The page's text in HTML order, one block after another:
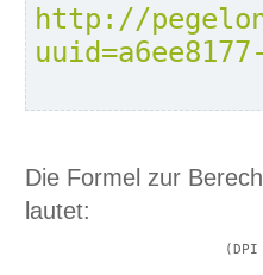
http://
Die Formel zur
lautet: